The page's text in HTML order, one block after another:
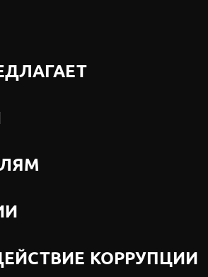
КОРРУПЦИИ